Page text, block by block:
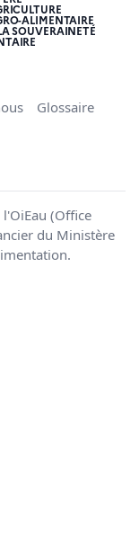
ALIMENTAIRE
SOUVERAINETÉ
Glossaire
(Office
du Ministère